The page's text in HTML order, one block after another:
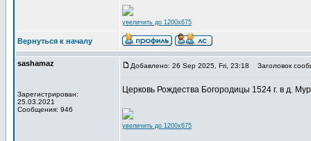
увеличить до 1200x675
Вернуться к началу
sashamaz
Зарегистрирован:
25.03.2021
Сообщения: 946
Добавлено: 26 Sep 2025, Fri, 23:18 Заголовок
Церковь Рождества Богородицы 1524 г. в д.
увеличить до 1200x675